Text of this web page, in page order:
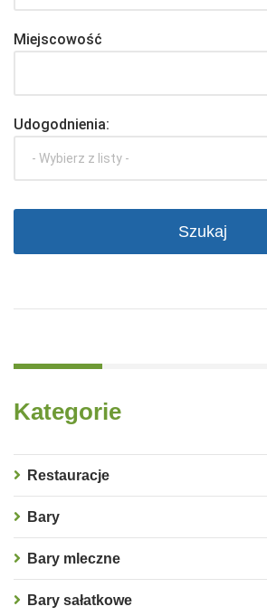
Miejscowość
Udogodnienia:
- Wybierz z listy -
Kategorie
Restauracje
Bary
Bary mleczne
Bary sałatkowe